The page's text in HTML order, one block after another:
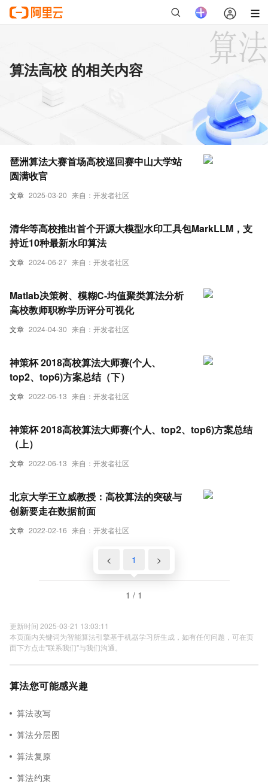
算法高校 的相关内容
文章 2025-03-20 来自：开发者社区
琶洲算法大赛首场高校巡回赛中山大学站
圆满收官
文章 2024-06-27 来自：开发者社区
清华等高校推出首个开源大模型水印工具包MarkLLM，支
持近10种最新水印算法
文章 2024-04-30 来自：开发者社区
Matlab决策树、模糊C-均值聚类算法分析
高校教师职称学历评分可视化
文章 2022-06-13 来自：开发者社区
神策杯 2018高校算法大师赛(个人、
top2、top6)方案总结（下）
文章 2022-06-13 来自：开发者社区
神策杯 2018高校算法大师赛(个人、top2、top6)方案总结
（上）
文章 2022-02-16 来自：开发者社区
北京大学王立威教授：高校算法的突破与
创新要走在数据前面
< 1 >
1 / 1
更新时间 2025-03-21 13:03:11
本页面内关键词为智能算法引擎基于机器学习所生成，如有任何问题，可在页
面下方点击"联系我们"与我们沟通。
算法您可能感兴趣
算法改写
算法分层图
算法复原
算法约束